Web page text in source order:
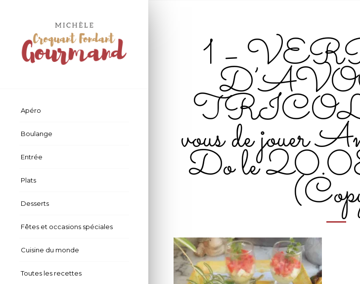
Apéro
Boulange
Entrée
Plats
Desserts
Fêtes et occasions spéciales
Cuisine du monde
Toutes les recettes
1 –
vous de jouer
Do le